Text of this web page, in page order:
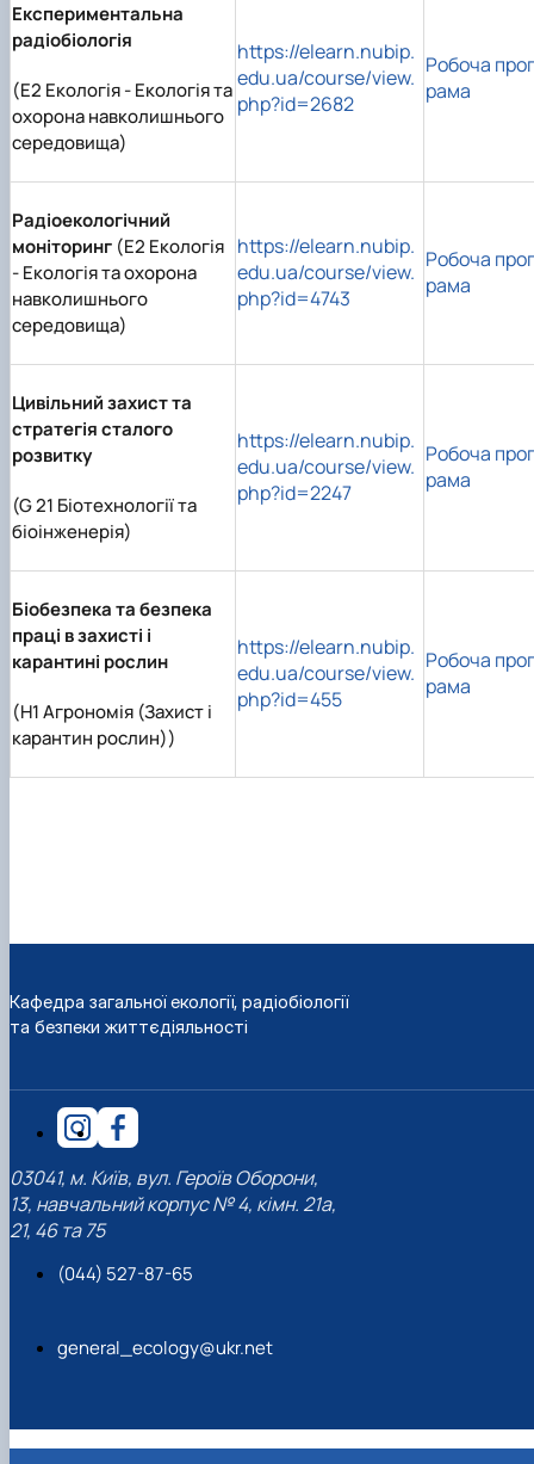
Експериментальна
радіобіологія
(E2 Екологія - Екологія та
охорона навколишнього
середовища)
https://elearn.nubip.
edu.ua/course/view.
php?id=2682
Робоча прог
рама
Радіоекологічний
моніторинг (E2 Екологія
- Екологія та охорона
навколишнього
середовища)
https://elearn.nubip.
edu.ua/course/view.
php?id=4743
Робоча прог
рама
Цивільний захист та
стратегія сталого
розвитку
(G 21 Біотехнології та
біоінженерія)
https://elearn.nubip.
edu.ua/course/view.
php?id=2247
Робоча прог
рама
Біобезпека та безпека
праці в захисті і
карантині рослин
(H1 Агрономія (Захист і
карантин рослин))
https://elearn.nubip.
edu.ua/course/view.
php?id=455
Робоча прог
рама
Кафедра загальної екології, радіобіології
та безпеки життєдіяльності
03041, м. Київ, вул. Героїв Оборони,
13, навчальний корпус № 4, кімн. 21а,
21, 46 та 75
(044) 527-87-65
general_ecology@ukr.net